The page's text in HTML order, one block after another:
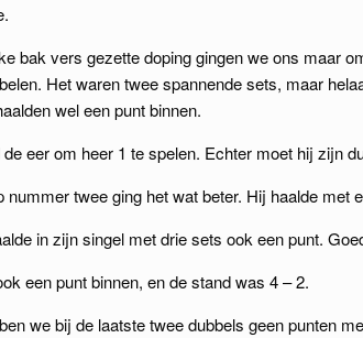
bak vers gezette doping gingen we ons maar
Het waren twee spannende sets, maar
wel een punt binnen.
eer om heer 1 te spelen. Echter moet hij zijn
nummer twee ging het wat beter. Hij haalde met
in zijn singel met drie sets ook een punt.
een punt binnen, en de stand was 4 – 2.
we bij de laatste twee dubbels geen punten